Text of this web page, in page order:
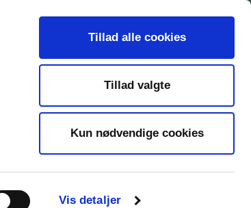
Vis detaljer
Tillad alle cookies
Tillad valgte
Kun nødvendige cookies
Kontakt search
Gå til 123booking